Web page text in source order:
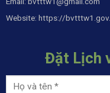
Website: https://
Đặt Lịch